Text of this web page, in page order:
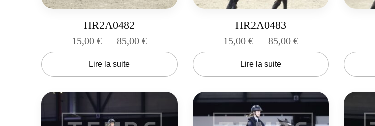
HR2A0482
15,00€ – 85,00€
Lire la suite
HR2A0483
15,00 € – 85,00 €
Lire la suite